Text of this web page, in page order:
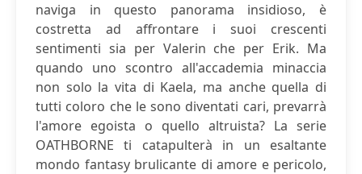
naviga in questo panorama insidioso, è
costretta ad affrontare i suoi crescenti
sentimenti sia per Valerin che per Erik. Ma
quando uno scontro all'accademia minaccia
non solo la vita di Kaela, ma anche quella di
tutti coloro che le sono diventati cari, prevarrà
l'amore egoista o quello altruista? La serie
OATHBORNE ti catapulterà in un esaltante
mondo fantasy brulicante di amore e pericolo,